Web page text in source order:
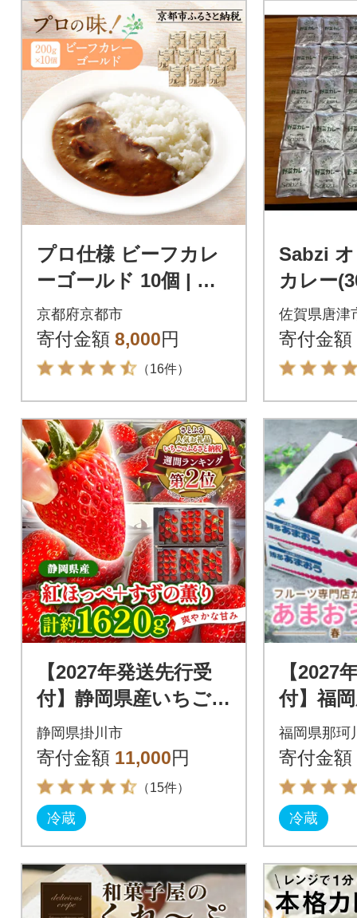
プロ仕様 ビーフカレ
ーゴールド 10個 | 京
都 レトルト食品 レト
ルトカレー 人気
京都府京都市
寄付金額 8,000円
（16件）
Sabzi
カレー
佐賀県唐津
寄付金額
【2027年発送先行受
付】静岡県産いちご
「紅ほっぺ+すずの薫
り」6P 約1.6kg(約270
g×6)
静岡県掛川市
寄付金額 11,000円
（15件）
冷蔵
【2027
付】福
おう約
(那珂川
福岡県那珂
寄付金額
冷蔵